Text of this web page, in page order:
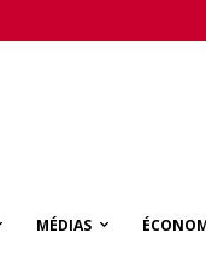
MÉDIAS